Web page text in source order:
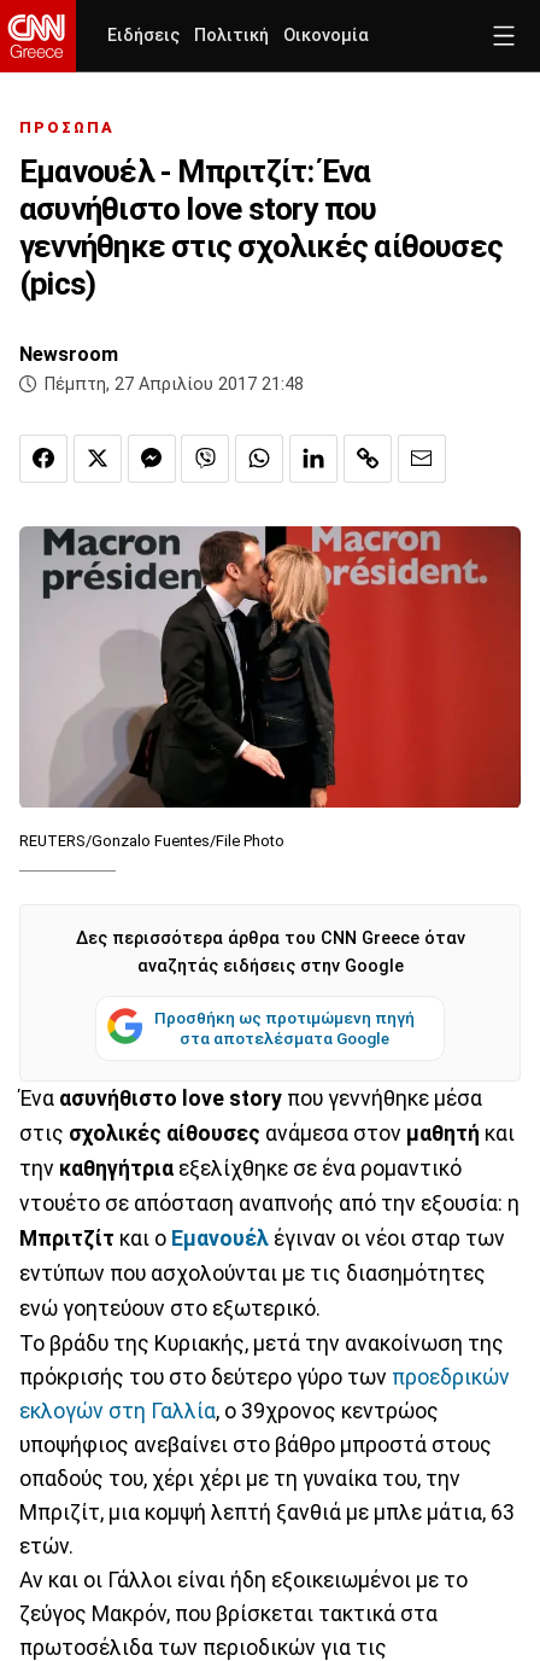
Ειδήσεις Πολιτική Οικονομία
ΠΡΟΣΩΠΑ
Εμανουέλ - Μπριτζίτ: Ένα
ασυνήθιστο love story που
γεννήθηκε στις σχολικές αίθουσες
(pics)
Newsroom
Πέμπτη, 27 Απριλίου 2017 21:48
REUTERS/Gonzalo Fuentes/File Photo
Δες περισσότερα άρθρα του CNN Greece όταν
αναζητάς ειδήσεις στην Google
Προσθήκη ως προτιμώμενη πηγή
στα αποτελέσματα Google
Ένα ασυνήθιστο love story που γεννήθηκε μέσα
στις σχολικές αίθουσες ανάμεσα στον μαθητή και
την καθηγήτρια εξελίχθηκε σε ένα ρομαντικό
ντουέτο σε απόσταση αναπνοής από την εξουσία: η
Μπριτζίτ και ο Εμανουέλ έγιναν οι νέοι σταρ των
εντύπων που ασχολούνται με τις διασημότητες
ενώ γοητεύουν στο εξωτερικό.
Το βράδυ της Κυριακής, μετά την ανακοίνωση της
πρόκρισής του στο δεύτερο γύρο των προεδρικών
εκλογών στη Γαλλία, ο 39χρονος κεντρώος
υποψήφιος ανεβαίνει στο βάθρο μπροστά στους
οπαδούς του, χέρι χέρι με τη γυναίκα του, την
Μπριζίτ, μια κομψή λεπτή ξανθιά με μπλε μάτια, 63
ετών.
Αν και οι Γάλλοι είναι ήδη εξοικειωμένοι με το
ζεύγος Μακρόν, που βρίσκεται τακτικά στα
πρωτοσέλιδα των περιοδικών για τις